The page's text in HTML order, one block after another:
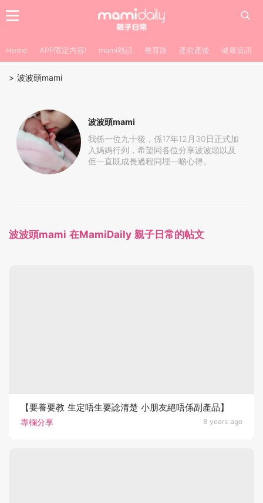
Home APP限定內容! mami熱話 教育路 產前產後 健康資訊
> 波波頭mami
波波頭mami
我係一位九十後，係17年12月30日正式加
入媽媽行列，希望同各位分享波波頭以及
佢一直既成長過程同埋一啲心得。
波波頭mami 在MamiDaily 親子日常的帖文
專欄分享 8 years ago
【要養要教 生定唔生要諗清楚 小朋友絕唔係副產品】